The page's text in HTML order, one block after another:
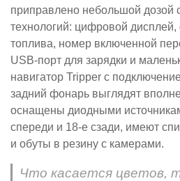
приправлено небольшой дозой
технологий: цифровой
топлива, номер включенной
USB-порт для зарядки и
навигатор Tripper с
задний фонарь выглядят
оснащены диодными
спереди и 18-е сзади, имеют
и обуты в резину с камерами.
Что касается цветов,